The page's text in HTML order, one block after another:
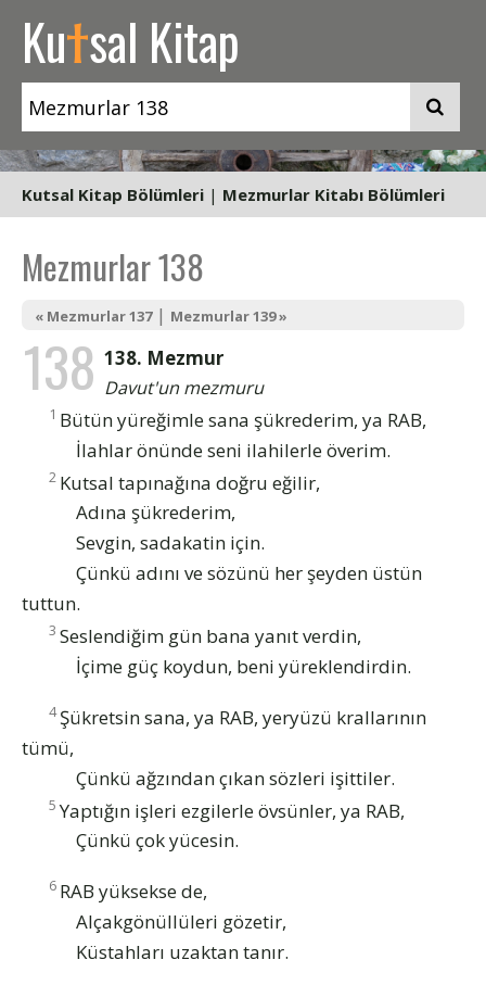
Kutsal Kitap
Kutsal Kitap Bölümleri | Mezmurlar Kitabı Bölümleri
Mezmurlar 138
« Mezmurlar 137| Mezmurlar 139 »
138 138. Mezmur
Davut'un mezmuru
1 Bütün yüreğimle sana şükrederim, ya RAB,
İlahlar önünde seni ilahilerle överim.
2 Kutsal tapınağına doğru eğilir,
Adına şükrederim,
Sevgin, sadakatin için.
Çünkü adını ve sözünü her şeyden üstün
tuttun.
3 Seslendiğim gün bana yanıt verdin,
İçime güç koydun, beni yüreklendirdin.
4 Şükretsin sana, ya RAB, yeryüzü krallarının
tümü,
Çünkü ağzından çıkan sözleri işittiler.
5 Yaptığın işleri ezgilerle övsünler, ya RAB,
Çünkü çok yücesin.
6 RAB yüksekse de,
Alçakgönüllüleri gözetir,
Küstahları uzaktan tanır.